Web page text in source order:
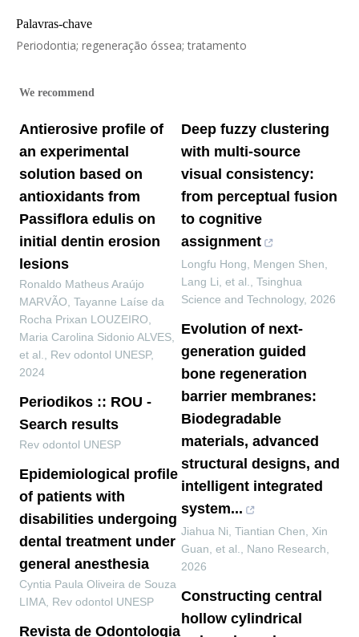
Palavras-chave
Periodontia; regeneração óssea; tratamento
We recommend
Antierosive profile of
an experimental
solution based on
antioxidants from
Passiflora edulis on
initial dentin erosion
lesions
Ronaldo Matheus Araújo
MARVÃO, Tayanne Laíse da
Rocha Prixan LOUZEIRO,
Maria Carolina Sidonio ALVES,
et al.
Rev odontol UNESP,
2024
Periodikos :: ROU -
Search results
Rev odontol UNESP
Epidemiological profile
of patients with
disabilities undergoing
dental treatment under
general anesthesia
Cyntia Paula Oliveira de Souza
LIMA Rev odontol UNESP
Revista de Odontologia
Deep fuzzy clustering
with multi-source
visual consistency:
from perceptual fusion
to cognitive
assignment
Longfu Hong, Mengen Shen,
Lang Li, et al.
Tsinghua
Science and Technology, 2026
Evolution of next-
generation guided
bone regeneration
barrier membranes:
Biodegradable
materials, advanced
structural designs, and
intelligent integrated
system...
Jiahua Ni, Tiantian Chen, Xin
Guan, et al.
Nano Research
2026
Constructing central
hollow cylindrical